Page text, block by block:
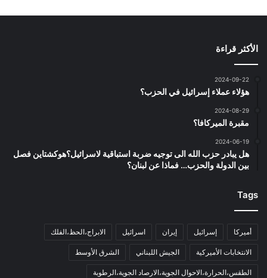
الأكثر قراءة
2024-09-22
هؤلاء عملاء إسرائيل في الحزب؟
2024-08-29
مقبرة الميركافا؟
2024-06-19
هل يبادر حزب الله الى توجيه ضربة استباقية لاسرائيل؟هوكشتاين فصل
بين الدولة والحزب… فماذا عن لبنان؟
Tags
أميركا إسرائيل إيران اسرائيل الابراج،الحظ،الفلك
الانتخابات الأميركية الجيش اللبناني الشرق الأوسط
الطقس،الحرارة،الاحوال الجوية،الارصاد الجوية،الرطوبة